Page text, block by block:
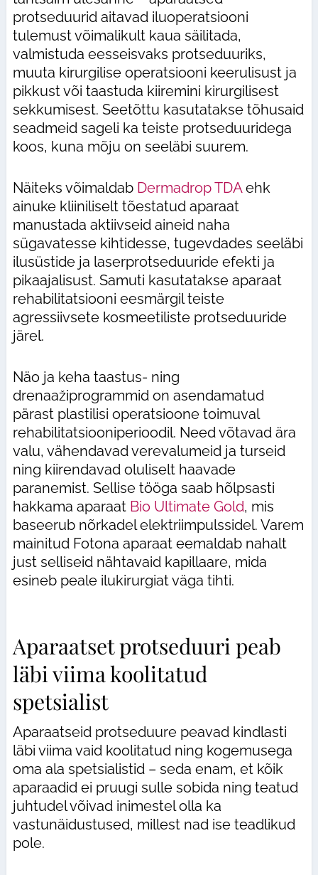
protseduurid aitavad iluoperatsiooni
tulemust võimalikult kaua säilitada,
valmistuda eesseisvaks protseduuriks,
muuta kirurgilise operatsiooni keerulisust ja
pikkust või taastuda kiiremini kirurgilisest
sekkumisest. Seetõttu kasutatakse tõhusaid
seadmeid sageli ka teiste protseduuridega
koos, kuna mõju on seeläbi suurem.
Näiteks võimaldab Dermadrop TDAehk
ainuke kliiniliselt tõestatud aparaat
manustada aktiivseid aineid naha
sügavatesse kihtidesse, tugevdades seeläbi
ilusüstide ja laserprotseduuride efekti ja
pikaajalisust. Samuti kasutatakse aparaat
rehabilitatsiooni eesmärgil teiste
agressiivsete kosmeetiliste protseduuride
järel.
Näo ja keha taastus- ning
drenaažiprogrammid on asendamatud
pärast plastilisi operatsioone toimuval
rehabilitatsiooniperioodil. Need võtavad ära
valu, vähendavad verevalumeid ja turseid
ning kiirendavad oluliselt haavade
paranemist. Sellise tööga saab hõlpsasti
hakkama aparaat Bio Ultimate Gold, mis
baseerub nõrkadel elektriimpulssidel. Varem
mainitud Fotona aparaat eemaldab nahalt
just selliseid nähtavaid kapillaare, mida
esineb peale ilukirurgiat väga tihti.
Aparaatset protseduuri peab
läbi viima koolitatud
spetsialist
Aparaatseid protseduure peavad kindlasti
läbi viima vaid koolitatud ning kogemusega
oma ala spetsialistid – seda enam, et kõik
aparaadid ei pruugi sulle sobida ning teatud
juhtudel võivad inimestel olla ka
vastunäidustused, millest nad ise teadlikud
pole.